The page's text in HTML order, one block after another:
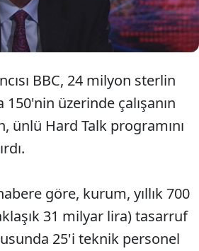
BBC, 24 milyon sterlin
üzerinde çalışanın
ünlü Hard Talk programını
göre, kurum, yıllık 700
31 milyar lira) tasarruf
25'i teknik personel